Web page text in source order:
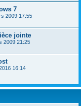
7
2009 17:55
jointe
2009 21:25
16:14